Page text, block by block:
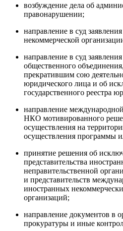
возбуждение дела об
правонарушении;
направление в суд
некоммерческой
направление в суд
общественного
прекратившим сою
юридического лица и об
государственного реестра
направление
НКО мотивированного
осуществления на
осуществления программы
принятие решения об
представительства
неправительственной
и представительств
иностранных
организаций;
направление документов в
прокуратуры и иные